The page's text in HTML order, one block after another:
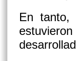
En tanto,